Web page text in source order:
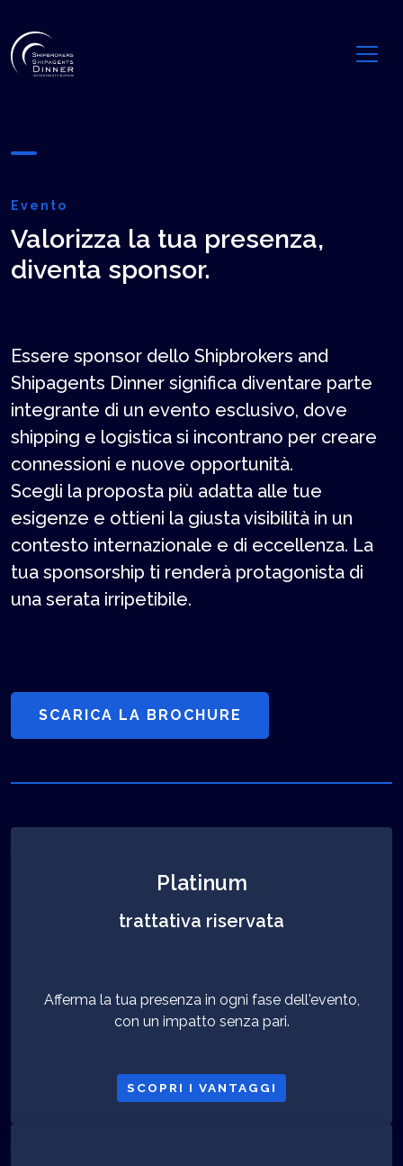
Evento
Valorizza la tua presenza,
diventa sponsor.
Essere sponsor dello Shipbrokers and
Shipagents Dinner significa diventare parte
integrante di un evento esclusivo, dove
shipping e logistica si incontrano per creare
connessioni e nuove opportunità.
Scegli la proposta più adatta alle tue
esigenze e ottieni la giusta visibilità in un
contesto internazionale e di eccellenza. La
tua sponsorship ti renderà protagonista di
una serata irripetibile.
SCARICA LA BROCHURE
Platinum
trattativa riservata
Afferma la tua presenza in ogni fase dell'evento,
con un impatto senza pari.
SCOPRI I VANTAGGI